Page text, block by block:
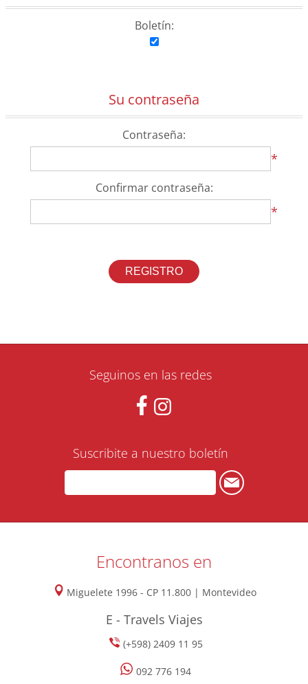
Boletín:
Su contraseña
Contraseña:
*
Confirmar contraseña:
*
Seguinos en las redes
Suscribite a nuestro boletín
Encontranos en
Miguelete 1996 - CP 11.800 | Montevideo
E - Travels Viajes
(+598) 2409 11 95
092 776 194